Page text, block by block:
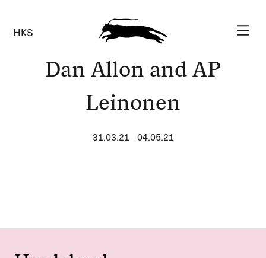
HKS
Dan Allon and AP
Leinonen
31.03.21- 04.05.21